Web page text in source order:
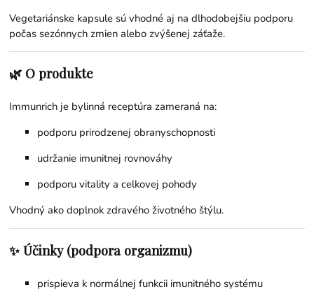
Vegetariánske kapsule sú vhodné aj na dlhodobejšiu podporu
počas sezónnych zmien alebo zvýšenej záťaže.
🌿 O produkte
Immunrich je bylinná receptúra zameraná na:
podporu prirodzenej obranyschopnosti
udržanie imunitnej rovnováhy
podporu vitality a celkovej pohody
Vhodný ako doplnok zdravého životného štýlu.
✨ Účinky (podpora organizmu)
prispieva k normálnej funkcii imunitného systému